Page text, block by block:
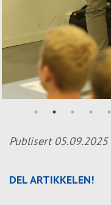
Publisert 05.09.2025
DEL ARTIKKELEN!